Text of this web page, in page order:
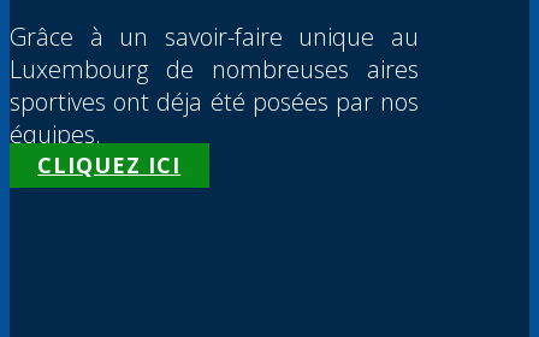
Grâce à un savoir-faire unique au
Luxembourg de nombreuses aires
sportives ont déja été posées par nos
équipes.
CLIQUEZ ICI